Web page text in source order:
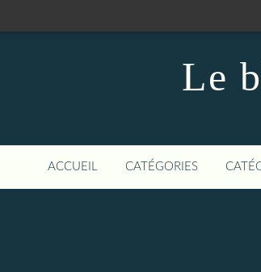
Le
ACCUEIL CATÉGORIES